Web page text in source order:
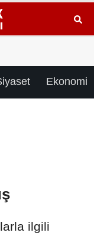
Ekonomi
ilgili